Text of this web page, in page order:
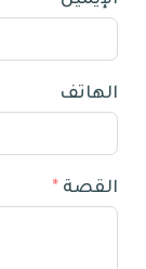
الهاتف
القصة